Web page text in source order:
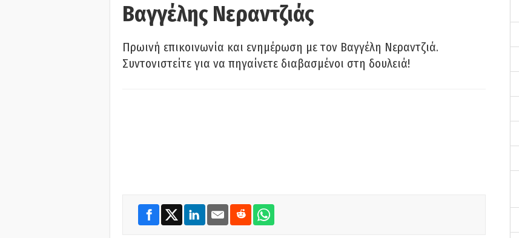
Βαγγέλης Νεραντζιάς
Πρωινή επικοινωνία και ενημέρωση με τον Βαγγέλη Νεραντζιά.
Συντονιστείτε για να πηγαίνετε διαβασμένοι στη δουλειά!